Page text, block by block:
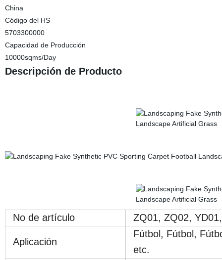
China
Código del HS
5703300000
Capacidad de Producción
10000sqms/Day
Descripción de Producto
No de artículo ZQ01, ZQ02,
Aplicación
Fútbol, Fútbol,
etc.